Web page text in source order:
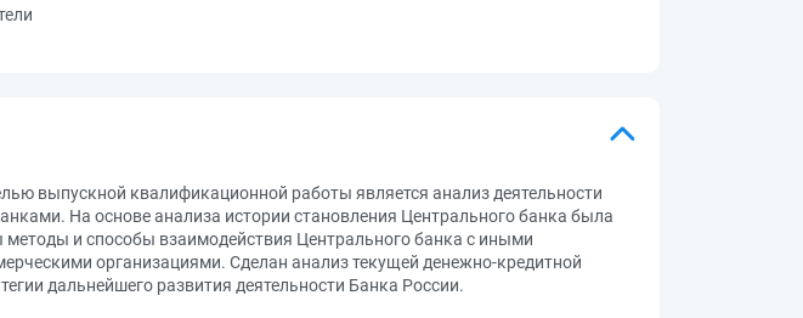
выпускной квалификационной работы является анализ деятельности
На основе анализа истории становления Центрального банка была
и способы взаимодействия Центрального банка с иными
организациями. Сделан анализ текущей денежно-кредитной
дальнейшего развития деятельности Банка России.